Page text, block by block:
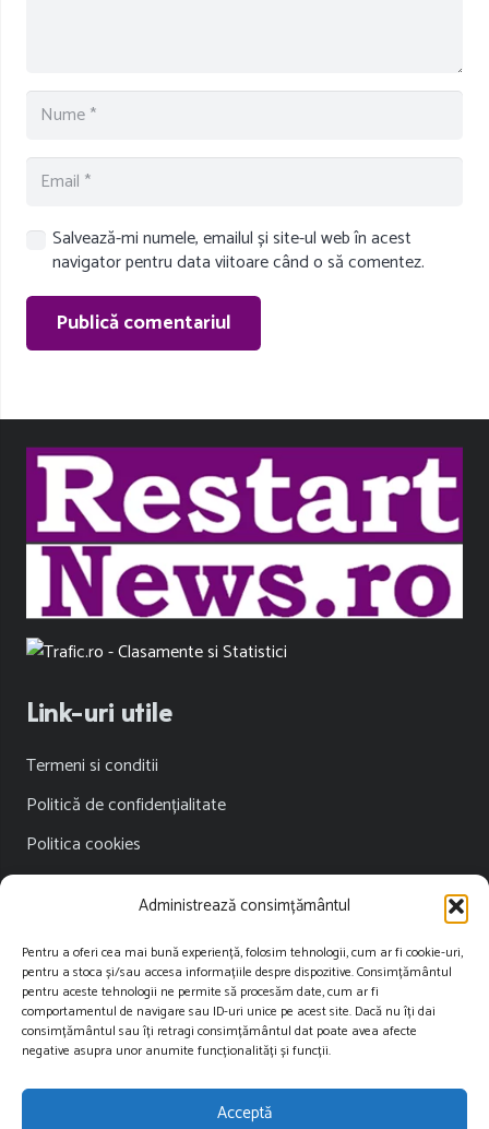
Administrează consimțământul
Pentru a oferi cea mai bună experiență, folosim tehnologii, cum ar fi cookie-uri,
pentru a stoca și/sau accesa informațiile despre dispozitive. Consimțământul
pentru aceste tehnologii ne permite să procesăm date, cum ar fi
comportamentul de navigare sau ID-uri unice pe acest site. Dacă nu îți dai
consimțământul sau îți retragi consimțământul dat poate avea afecte
negative asupra unor anumite funcționalități și funcții.
Acceptă
Salvează-mi numele, emailul și site-ul web în acest
navigator pentru data viitoare când o să comentez.
Publică comentariul
Link-uri utile
Termeni si conditii
Politică de confidențialitate
Politica cookies
Publicitate
Contact
contact@restartnews.ro
publicitate@restartnews.ro